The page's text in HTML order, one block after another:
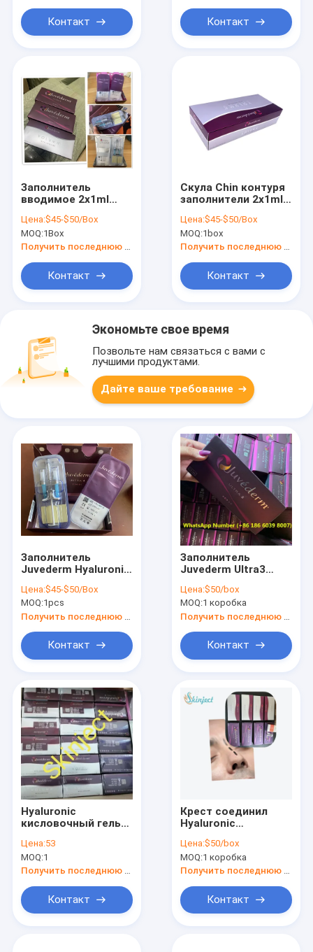
Контакт Контакт
Заполнитель
вводимое 2x1ml
Juvederm Hyaluronic
кисловочный
дермальный
Цена:$45-$50/Box
MOQ:1Box
Получить последнюю цену
Контакт
Скула Chin контуря
заполнители 2x1ml
Hyaluronic
кисловочные
дермальные
Цена:$45-$50/Box
MOQ:1box
Получить последнюю цену
Контакт
Экономьте свое время
Позвольте нам связаться с вами с
лучшими продуктами.
Дайте ваше требование
Заполнитель
Juvederm Hyaluronic
дермальный с
губами Lido Ultra4
2X1ml переформует
Цена:$45-$50/Box
MOQ:1pcs
Контакт
Заполнитель
Juvederm Ultra3
кисловочный
дермальный для
губ и морщинок
Цена:$50/box
MOQ:1 коробка
Контакт
Hyaluronic
кисловочный гель
заполнителя
стороны 2x1ml
вводимый
Цена:53
MOQ:1
Получить последнюю цену
Контакт
Крест соединил
Hyaluronic
дермальный
заполнитель
Juvederm ультра 3
Цена:$50/box
MOQ:1 коробка
Получить последнюю цену
Контакт